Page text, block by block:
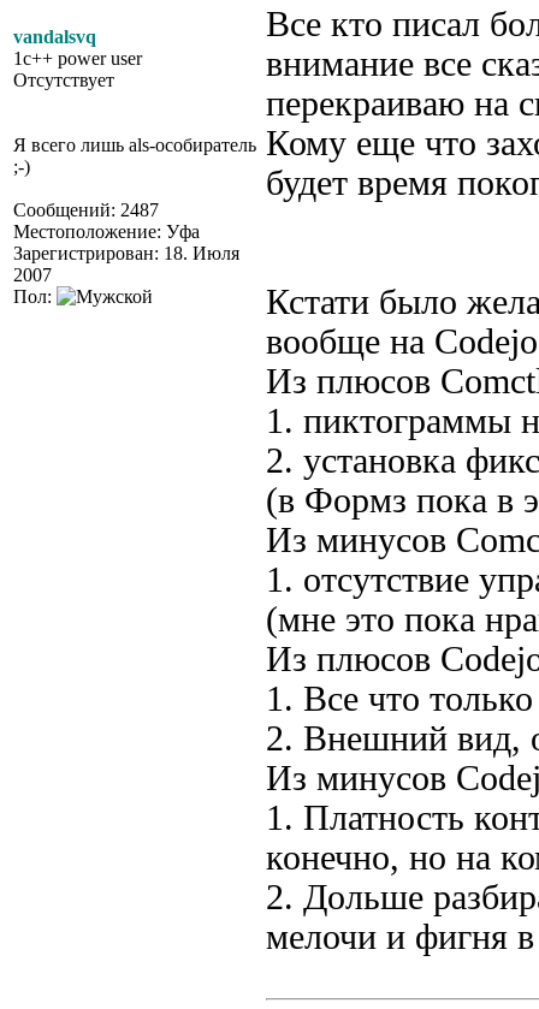
vandalsvq
1c++ power user
Отсутствует
Я всего лишь als-особиратель
;-)
Сообщений: 2487
Местоположение: Уфа
Зарегистрирован: 18. Июля
2007
Пол:
Все кто писал
внимание все
перекраиваю на
Кому еще что
будет время
Кстати было
вообще на
Из плюсов
1. пиктограммы
2. установка
(в Формз пока в
Из минусов
1. отсутствие
(мне это пока
Из плюсов
1. Все что
2. Внешний вид,
Из минусов
1. Платность
конечно, но на
2. Дольше
мелочи и фигня